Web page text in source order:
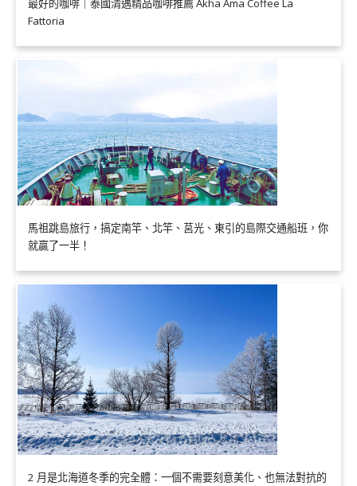
最好的咖啡｜泰國清邁精品咖啡推薦 Akha Ama Coffee La
Fattoria
馬祖跳島旅行，搞定南竿、北竿、莒光、東引的島際交通船班，你
就贏了一半！
2 月是北海道冬季的完全體：一個不需要刻意美化、也無法對抗的